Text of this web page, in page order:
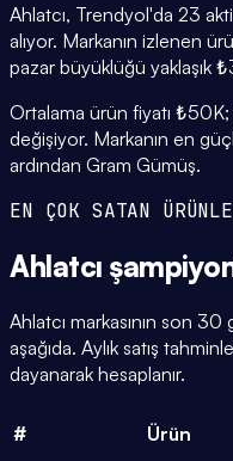
Ahlatcı, Trendyol'da 23
alıyor. Markanın izlenen
pazar büyüklüğü yaklaşık
Ortalama ürün fiyatı ₺50K;
değişiyor. Markanın en
ardından Gram Gümüş.
EN ÇOK SATAN
Ahlatcı
Ahlatcı markasının son
aşağıda. Aylık satış
dayanarak hesaplanır.
# Ürün